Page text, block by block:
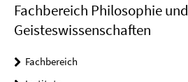
Fachbereich Philosophie und
Geisteswissenschaften
Fachbereich